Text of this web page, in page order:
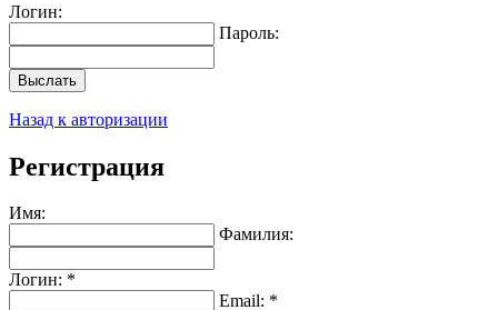
Логин:
Пароль:
Выслать
Назад к авторизации
Регистрация
Имя:
Фамилия:
Логин: *
Email: *